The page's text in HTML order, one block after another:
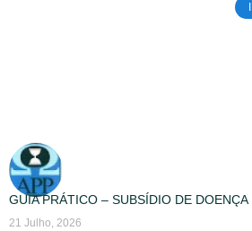
GUIA PRÁTICO – SUBSÍDIO DE DOENÇA
21 Julho, 2026